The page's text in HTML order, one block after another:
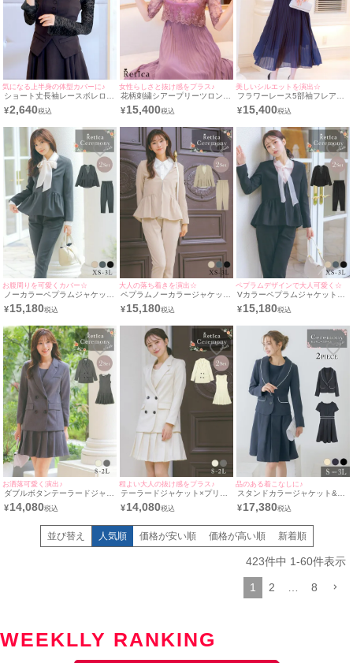
気になる上半身の体型カバーに♪
ショート丈長袖レースボレロカ
ーディガン [Retica/レティカ]
¥2,640
女性らしさと抜け感をプラス♪
花柄刺繍シアープリーツロング
スカート結婚式パーティードレ
ス [Retica/レティカ]
¥15,400
美しいシルエットを演出☆
フラワーレース5部袖フレアプ
リーツロングスカート結婚式パ
ーティードレス [Retica/レティ
¥15,400
お腹周りを可愛くカバー☆
ノーカラーペプラムジャケット
×テーパードパンツスタイルセ
ットアップセレモニースーツ
¥15,180
大人の落ち着きを演出☆
ペプラムノーカラージャケット
×テーパードパンツスタイルセ
ットアップセレモニースーツ
¥15,180
ペプラムデザインで大人可愛く☆
Vカラーペプラムジャケット×
テーパードパンツスタイルセッ
トアップセレモニースーツ
¥15,180
お洒落可愛く演出♪
ダブルボタンテーラードジャケ
ットプリーツ膝下ワンピースス
タイルワンカラーセレモニース
¥14,080
程よい大人の抜け感をプラス♪
テーラードジャケット×プリー
ツ膝下ワンピーススタイルセレ
モニースーツ [Retica/レティカ]
¥14,080
品のある着こなしに♪
スタンドカラージャケット&フ
レアワンピースパイピングデザ
イン膝下ワンピーススタイルセ
カ]
¥17,380
並び替え 人気順 価格が安い順 価格が高い順 新着順
423件中 1-60件表示
1 2 8
WEEKLLY RANKING